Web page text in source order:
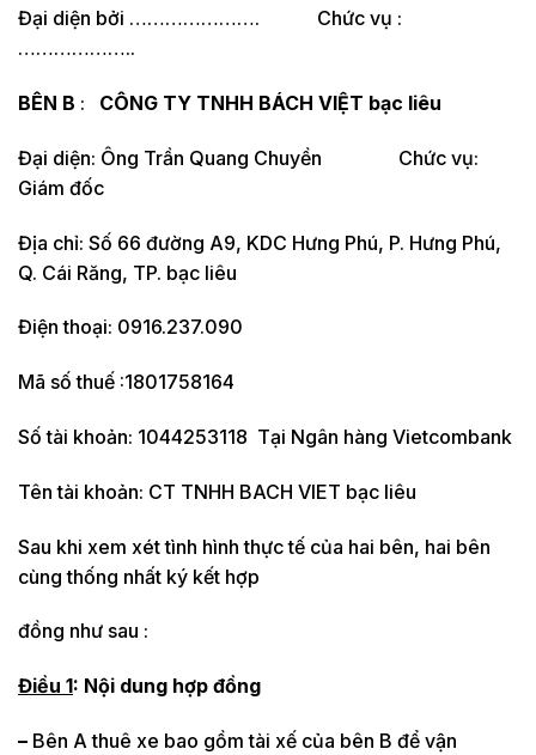
Đại diện bởi …………………. Chức vụ :
………………..
BÊN B : CÔNG TY TNHH BÁCH VIỆT bạc liêu
Đại diện: Ông Trần Quang Chuyền Chức vụ:
Giám đốc
Địa chỉ: Số 66 đường A9, KDC Hưng Phú, P. Hưng Phú,
Q. Cái Răng, TP. bạc liêu
Điện thoại: 0916.237.090
Mã số thuế :1801758164
Số tài khoản: 1044253118 Tại Ngân hàng Vietcombank
Tên tài khoản: CT TNHH BACH VIET bạc liêu
Sau khi xem xét tình hình thực tế của hai bên, hai bên
cùng thống nhất ký kết hợp
đồng như sau :
Điều 1: Nội dung hợp đồng
– Bên A thuê xe bao gồm tài xế của bên B để vận